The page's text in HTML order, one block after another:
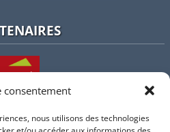
consentement
nous utilisons des technologies